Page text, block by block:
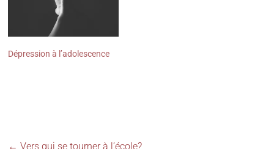
Dépression à l’adolescence
← Vers qui se tourner à l’école?